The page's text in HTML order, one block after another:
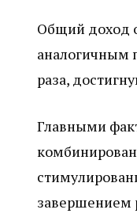
Общий доход
аналогичным
раза,
Главными
завершением